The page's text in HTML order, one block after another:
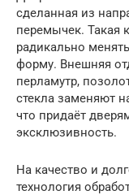
сделанная из
перемычек. Такая
радикально
форму. Внешняя
перламутр,
стекла заменяют
что придаёт
эксклюзивность.
На качество и
технология